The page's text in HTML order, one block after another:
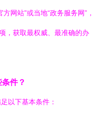
网站”或当地“政务服务网”，
，获取最权威、最准确的办
件？
以下基本条件：